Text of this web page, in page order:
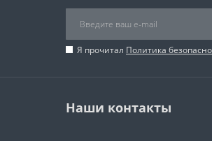
Я прочитал Политика
Наши контакты